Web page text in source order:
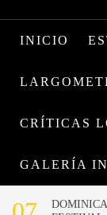
INICIO
CRÍTICAS
GALERÍA